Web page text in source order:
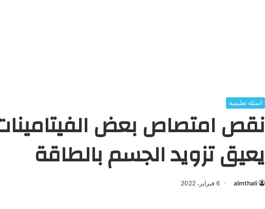
اسئلة تعليمية
نقص امتصاص بعض
يعيق تزويد الجسم بالطاقة
almthali 6 فبراير، 2022